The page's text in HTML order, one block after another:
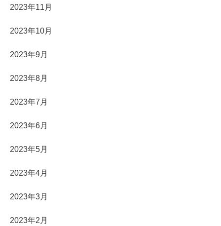
2023年11月
2023年10月
2023年9月
2023年8月
2023年7月
2023年6月
2023年5月
2023年4月
2023年3月
2023年2月